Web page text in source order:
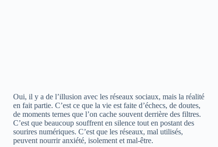
Oui, il y a de l’illusion avec les réseaux sociaux, mais la réalité
en fait partie. C’est ce que la vie est faite d’échecs, de doutes,
de moments ternes que l’on cache souvent derrière des filtres.
C’est que beaucoup souffrent en silence tout en postant des
sourires numériques. C’est que les réseaux, mal utilisés,
peuvent nourrir anxiété, isolement et mal-être.